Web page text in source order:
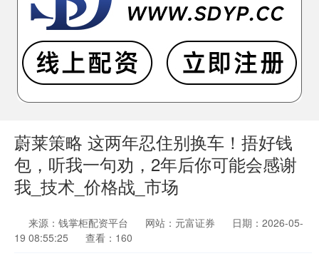
蔚莱策略 这两年忍住别换车！捂好钱
包，听我一句劝，2年后你可能会感谢
我_技术_价格战_市场
来源：钱掌柜配资平台 网站：元富证券
日期：2026-05-
19 08:55:25
查看：160